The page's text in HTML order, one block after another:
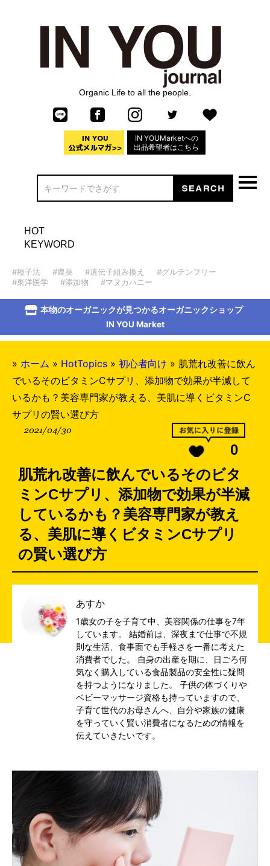
Organic Life to all the people.
IN YOUMarketへの
出品希望者はこちら
HOT
KEYWORD
#種子法 #農薬 #遺伝子組み換え
#グルテンフリー
#東洋医学
#添加物 #マヌカハニー
本物のオーガニックが見つかるオーガニックショップ
IN YOU Market
» ホーム » HotTopics » 初心者向け » 肌荒れ改善に飲ん
でいるそのビタミンCサプリ、添加物で効果が半減して
いるかも？美容専門家が教える、美肌に導くビタミンC
サプリの賢い選び方
2021/04/30
0
肌荒れ改善に飲んでいるそのビタ
ミンCサプリ、添加物で効果が半減
しているかも？美容専門家が教え
る、美肌に導くビタミンCサプリ
の賢い選び方
あすか
1歳女の子を子育て中、美容関係の仕事を7年
しています。 結婚前は、深夜まで仕事で不規
則な生活、食事面でも手軽さを一番に考えた
消費者でした。 自身の出産を期に、日ごろ何
気なく購入している食品製品の安全性に疑問
を持つようになりました。 子供の体づくりや
ベビーマッサージ資格も持っていますので、
子育て世代のお母さんへ、自分や家族の健康
を守っていく賢い消費者になるための情報を
伝えていきたいです。